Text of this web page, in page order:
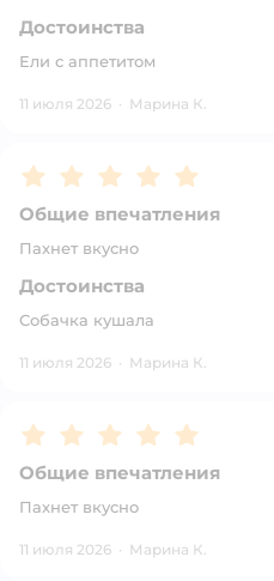
Достоинства
Ели с аппетитом
11 июля 2026 · Марина К.
Рейтинг:5
Общие впечатления
Пахнет вкусно
Достоинства
Собачка кушала
11 июля 2026 · Марина К.
Рейтинг:5
Общие впечатления
Пахнет вкусно
11 июля 2026 · Марина К.